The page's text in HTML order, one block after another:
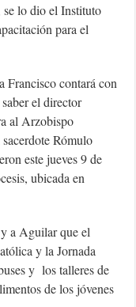
se lo dio el Instituto
para el
Francisco contará con
el director
al Arzobispo
Rómulo
este jueves 9 de
ubicada en
a Aguilar que el
y la Jornada
y los talleres de
de los jóvenes